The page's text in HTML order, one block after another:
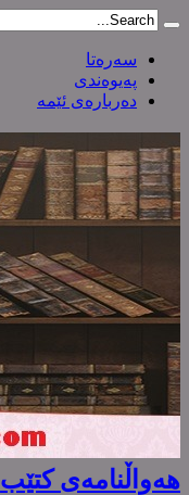
سەرەتا
پەیوەندی
دەربارەی ئێمە
هەواڵنامەی کتێب